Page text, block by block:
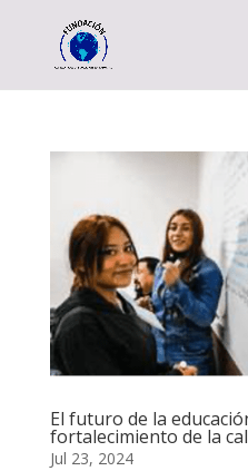
El futuro de la
fortalecimiento de la
Jul 23, 2024